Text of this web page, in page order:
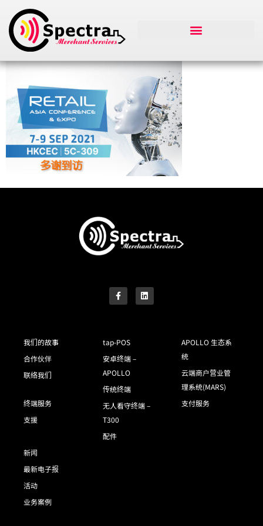
我们的故事
合作伙伴
联络我们
终端服务
支援
tap-POS
安卓终端 –
APOLLO
传统终端
无人看守终端 –
T300
配件
APOLLO 生态系
统
云端商户营业管
理系统(MARS)
支付服务
新闻
最新电子报
活动
业务案例